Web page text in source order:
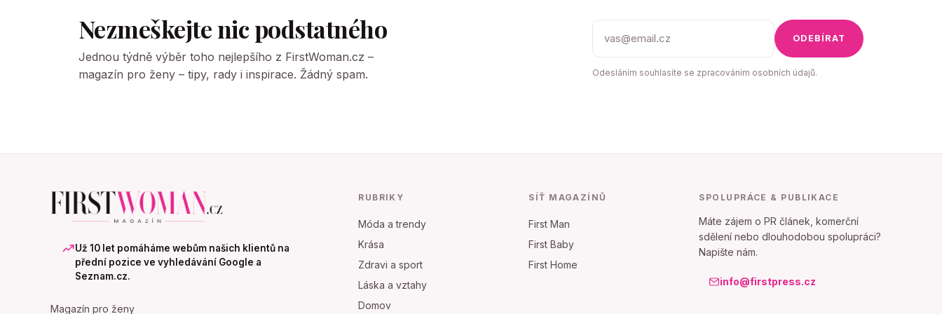
Nezmeškejte nic podstatného
Jednou týdně výběr toho nejlepšího z FirstWoman.cz –
magazín pro ženy – tipy, rady i inspirace. Žádný spam.
ODEBÍRAT
Odesláním souhlasíte se zpracováním osobních údajů.
Už 10 let pomáháme webům našich klientů na
přední pozice ve vyhledávání Google a
Seznam.cz.
Magazín pro ženy
RUBRIKY
Móda a trendy
Krása
Zdravi a sport
Láska a vztahy
Domov
SÍŤ MAGAZÍNŮ
First Man
First Baby
First Home
SPOLUPRÁCE & PUBLIKACE
Máte zájem o PR článek, komerční
sdělení nebo dlouhodobou spolupráci?
Napište nám.
info@firstpress.cz